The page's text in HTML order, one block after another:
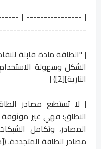
|
| "الطاقة مادة قابلة
الشكل وسهولة الاستخدام
النارية][2]) |
| لا تستطيع مصادر
النطاق؛ فهي غير موثوقة
المصادر، وتكامل
مصادر الطاقة المتجددة.